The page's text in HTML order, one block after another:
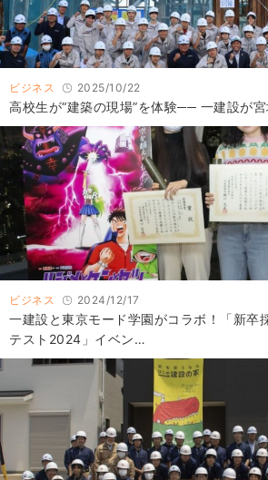
ビジネス 2025/10/22
高校生が“建築の現場”を体験── 一建設が
ビジネス 2024/12/17
一建設と東京モード学園がコラボ！「新卒
テスト2024」イベン…